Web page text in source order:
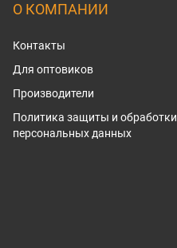
О КОМПАНИИ
Контакты
Для оптовиков
Производители
Политика защиты и обработки
персональных данных